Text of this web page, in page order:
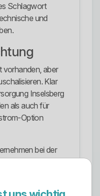
Schlagwort
und
vorhanden, aber
Klar
Inselsberg
als auch für
Option
bei der